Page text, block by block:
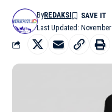
Last Updated:
ByREDAKSI